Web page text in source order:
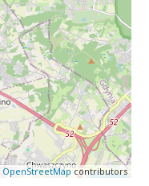
OpenStreetMapcontributors